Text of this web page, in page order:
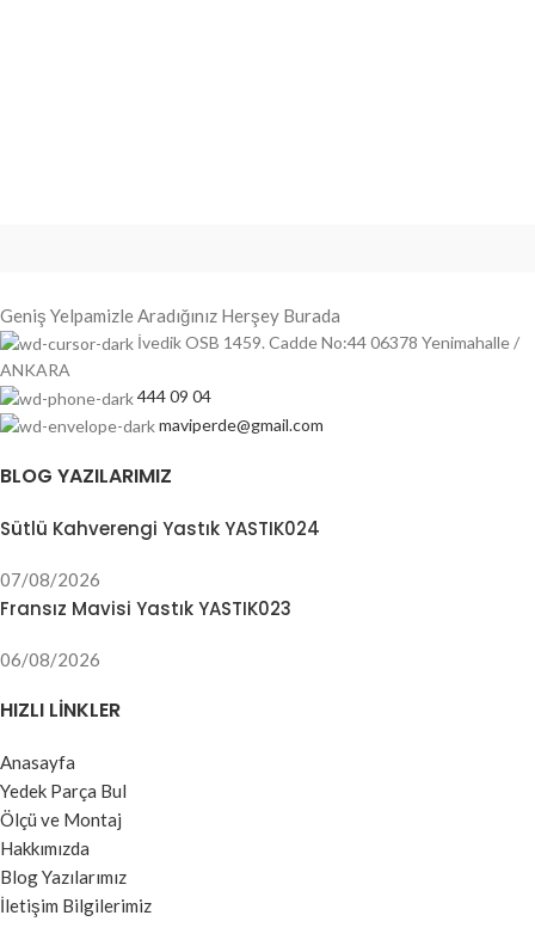
Geniş Yelpamizle Aradığınız Herşey Burada
İvedik OSB 1459. Cadde No:44 06378 Yenimahalle /
ANKARA
444 09 04
maviperde@gmail.com
BLOG YAZILARIMIZ
Sütlü Kahverengi Yastık YASTIK024
07/08/2026
Fransız Mavisi Yastık YASTIK023
06/08/2026
HIZLI LINKLER
Anasayfa
Yedek Parça Bul
Ölçü ve Montaj
Hakkımızda
Blog Yazılarımız
İletişim Bilgilerimiz